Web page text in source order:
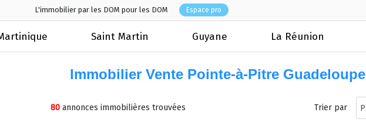
L'immobilier par les DOM pour les DOM Espace pro
Saint Martin Guyane La Réunion
Immobilier Vente Pointe-à-Pitre Guadeloupe
80 annonces immobilières trouvées Trier par